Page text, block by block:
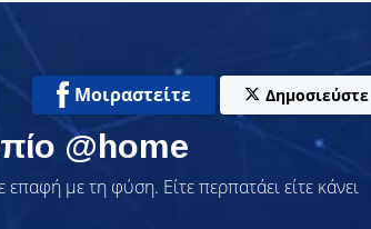
Μοιραστείτε Δημοσιεύστε
@home
με τη φύση. Είτε περπατάει είτε κάνει